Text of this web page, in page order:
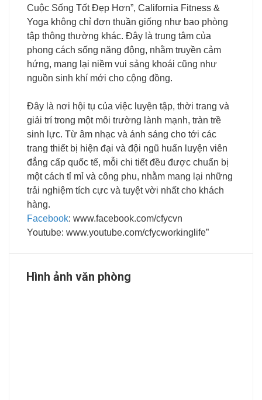
Cuộc Sống Tốt Đẹp Hơn”, California Fitness &
Yoga không chỉ đơn thuần giống như bao phòng
tập thông thường khác. Đây là trung tâm của
phong cách sống năng động, nhằm truyền cảm
hứng, mang lại niềm vui sảng khoái cũng như
nguồn sinh khí mới cho cộng đồng.
Đây là nơi hội tụ của việc luyện tập, thời trang và
giải trí trong một môi trường lành mạnh, tràn trề
sinh lực. Từ âm nhạc và ánh sáng cho tới các
trang thiết bị hiện đại và đội ngũ huấn luyện viên
đẳng cấp quốc tế, mỗi chi tiết đều được chuẩn bị
một cách tỉ mỉ và công phu, nhằm mang lại những
trải nghiệm tích cực và tuyệt vời nhất cho khách
hàng.
Facebook: www.facebook.com/cfycvn
Youtube: www.youtube.com/cfycworkinglife”
Hình ảnh văn phòng